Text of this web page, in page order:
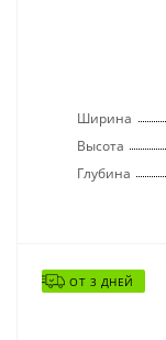
Ширина
Высота
Глубина
ОТ 3 ДНЕЙ